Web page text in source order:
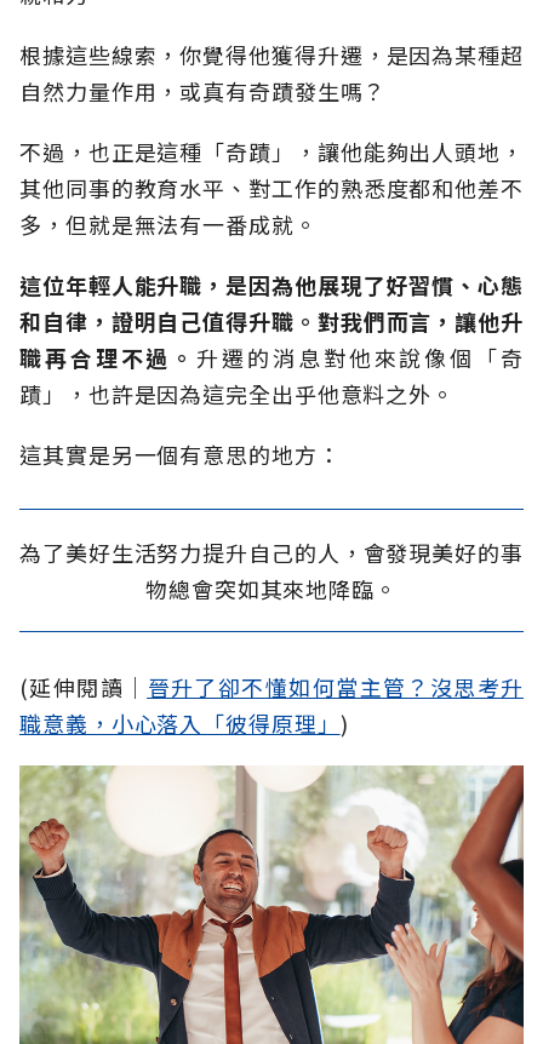
根據這些線索，你覺得他獲得升遷，是因為某種超
自然力量作用，或真有奇蹟發生嗎？
不過，也正是這種「奇蹟」，讓他能夠出人頭地，
其他同事的教育水平、對工作的熟悉度都和他差不
多，但就是無法有一番成就。
這位年輕人能升職，是因為他展現了好習慣、心態
和自律，證明自己值得升職。 對我們而言，讓他升
職再合理不過。 升遷的消息對他來說像個「奇
蹟」，也許是因為這完全出乎他意料之外。
這其實是另一個有意思的地方：
為了美好生活努力提升自己的人，會發現美好的事
物總會突如其來地降臨。
(延伸閱讀│ 晉升了卻不懂如何當主管？沒思考升
職意義，小心落入「彼得原理」 )